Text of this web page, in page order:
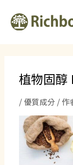
植物固
/ 優質成分/ 作
navigation